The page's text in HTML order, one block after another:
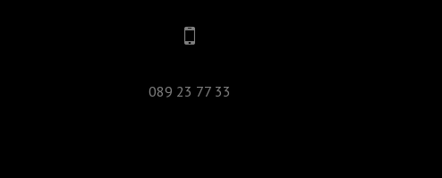
089 23 77 33